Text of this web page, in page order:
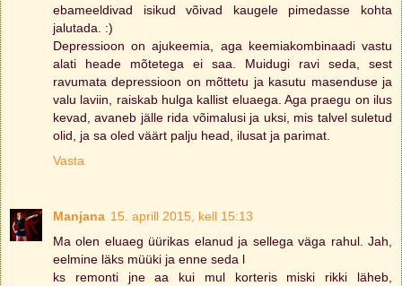
ebameeldivad isikud võivad kaugele pimedasse kohta
jalutada. :)
Depressioon on ajukeemia, aga keemiakombinaadi vastu
alati heade mõtetega ei saa. Muidugi ravi seda, sest
ravumata depressioon on mõttetu ja kasutu masenduse ja
valu laviin, raiskab hulga kallist eluaega. Aga praegu on ilus
kevad, avaneb jälle rida võimalusi ja uksi, mis talvel suletud
olid, ja sa oled väärt palju head, ilusat ja parimat.
Vasta
Manjana 15. aprill 2015, kell 15:13
Ma olen eluaeg üürikas elanud ja sellega väga rahul. Jah,
eelmine läks müüki ja enne seda l
ks remonti jne aa kui mul korteris miski rikki läheb,